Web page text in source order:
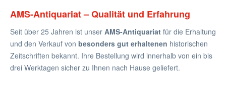
AMS-Antiquariat – Qualität und Erfahrung
Seit über 25 Jahren ist unser AMS-Antiquariat für die Erhaltung
und den Verkauf von besonders gut erhaltenen historischen
Zeitschriften bekannt. Ihre Bestellung wird innerhalb von ein bis
drei Werktagen sicher zu Ihnen nach Hause geliefert.